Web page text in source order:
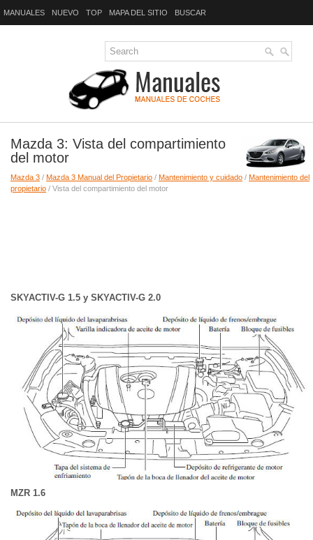
MANUALES NUEVO TOP MAPA DEL SITIO BUSCAR
Mazda 3: Vista del compartimiento
del motor
Mazda 3 / Mazda 3 Manual del Propietario / Mantenimiento y cuidado / Mantenimiento del
propietario / Vista del compartimiento del motor
SKYACTIV-G 1.5 y SKYACTIV-G 2.0
MZR 1.6